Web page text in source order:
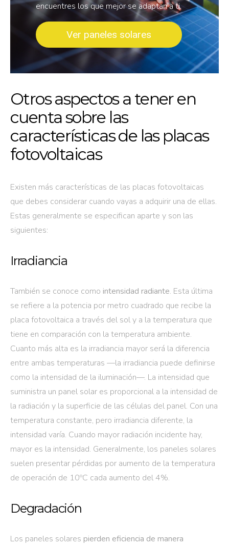
encuentres los que mejor se adaptan a ti.
Ver paneles solares
Otros aspectos a tener en
cuenta sobre las
características de las placas
fotovoltaicas
Existen más características de las placas fotovoltaicas
que debes considerar cuando vayas a adquirir una de ellas.
Estas generalmente se especifican aparte y son las
siguientes:
Irradiancia
También se conoce como intensidad radiante. Esta última
se refiere a la potencia por metro cuadrado que recibe la
placa fotovoltaica a través del sol y a la temperatura que
tiene en comparación con la temperatura ambiente.
Cuanto más alta es la irradiancia mayor será la diferencia
entre ambas temperaturas —la irradiancia puede definirse
como la intensidad de la iluminación—. La intensidad que
suministra un panel solar es proporcional a la intensidad de
la radiación y la superficie de las células del panel. Con una
temperatura constante, pero irradiancia diferente, la
intensidad varía. Cuando mayor radiación incidente hay,
mayor es la intensidad. Generalmente, los paneles solares
suelen presentar pérdidas por aumento de la temperatura
de operación de 10ºC cada aumento del 4%.
Degradación
Los paneles solares pierden eficiencia de manera